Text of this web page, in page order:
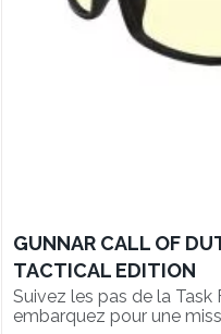
GUNNAR CALL OF
TACTICAL EDITION
Suivez les pas de la Task
embarquez pour une